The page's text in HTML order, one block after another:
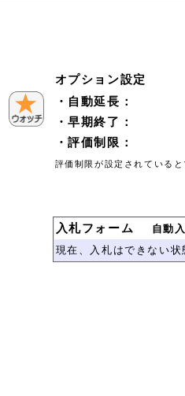
オプション設定
・自動延長：
・早期終了：
・評価制限：
評価制限が設定されている
入札フォーム
自動
現在、入札はできない状